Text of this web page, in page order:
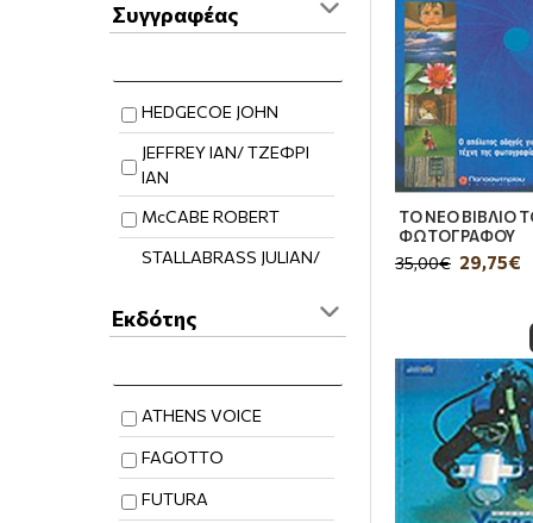
Συγγραφέας
HEDGECOE JOHN
JEFFREY IAN/ ΤΖΕΦΡΙ
ΙΑΝ
McCABE ROBERT
STALLABRASS JULIAN/
ΤΖΟΥΛΙΑΝ
ΑΔΑΜΟΠΟΥΛΟΣ
ΓΙΩΡΓΟΣ
ΒΑΓΓΕΛΗΣ
Εκδότης
ATHENS VOICE
FAGOTTO
FUTURA
ΤΟ ΝΕΟ ΒΙΒΛΙΟ
ΦΩΤΟΓΡΑΦΟΥ
29,75€
35,00€